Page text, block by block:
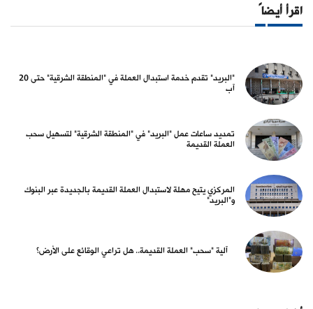
اقرأ أيضاً
"البريد" تقدم خدمة استبدال العملة في "المنطقة الشرقية" حتى 20
آب
تمديد ساعات عمل "البريد" في "المنطقة الشرقية" لتسهيل سحب
العملة القديمة
المركزي يتيح مهلة لاستبدال العملة القديمة بالجديدة عبر البنوك
و"البريد"
آلية "سحب" العملة القديمة.. هل تراعي الوقائع على الأرض؟